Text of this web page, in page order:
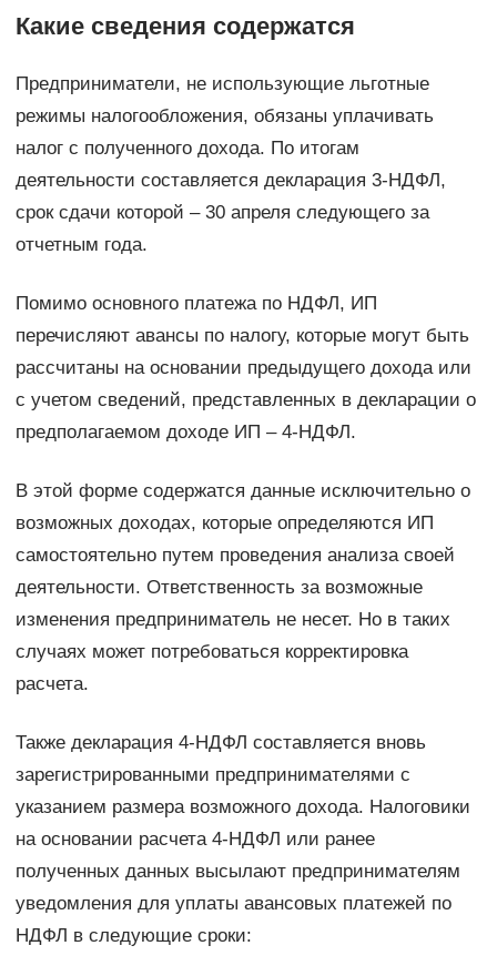
Какие сведения содержатся
Предприниматели, не использующие льготные
режимы налогообложения, обязаны уплачивать
налог с полученного дохода. По итогам
деятельности составляется декларация 3-НДФЛ,
срок сдачи которой – 30 апреля следующего за
отчетным года.
Помимо основного платежа по НДФЛ, ИП
перечисляют авансы по налогу, которые могут быть
рассчитаны на основании предыдущего дохода или
с учетом сведений, представленных в декларации о
предполагаемом доходе ИП – 4-НДФЛ.
В этой форме содержатся данные исключительно о
возможных доходах, которые определяются ИП
самостоятельно путем проведения анализа своей
деятельности. Ответственность за возможные
изменения предприниматель не несет. Но в таких
случаях может потребоваться корректировка
расчета.
Также декларация 4-НДФЛ составляется вновь
зарегистрированными предпринимателями с
указанием размера возможного дохода. Налоговики
на основании расчета 4-НДФЛ или ранее
полученных данных высылают предпринимателям
уведомления для уплаты авансовых платежей по
НДФЛ в следующие сроки: